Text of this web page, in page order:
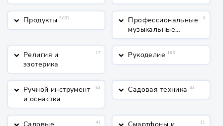
keyboard_arrow_down Продукты 5032 keyboard_arrow_down Профессиональные
музыкальные
инструменты
8
keyboard_arrow_down Религия и
эзотерика
17 keyboard_arrow_down Рукоделие 160
keyboard_arrow_down Ручной инструмент
и оснастка
63 keyboard_arrow_down Садовая техника 33
41 11